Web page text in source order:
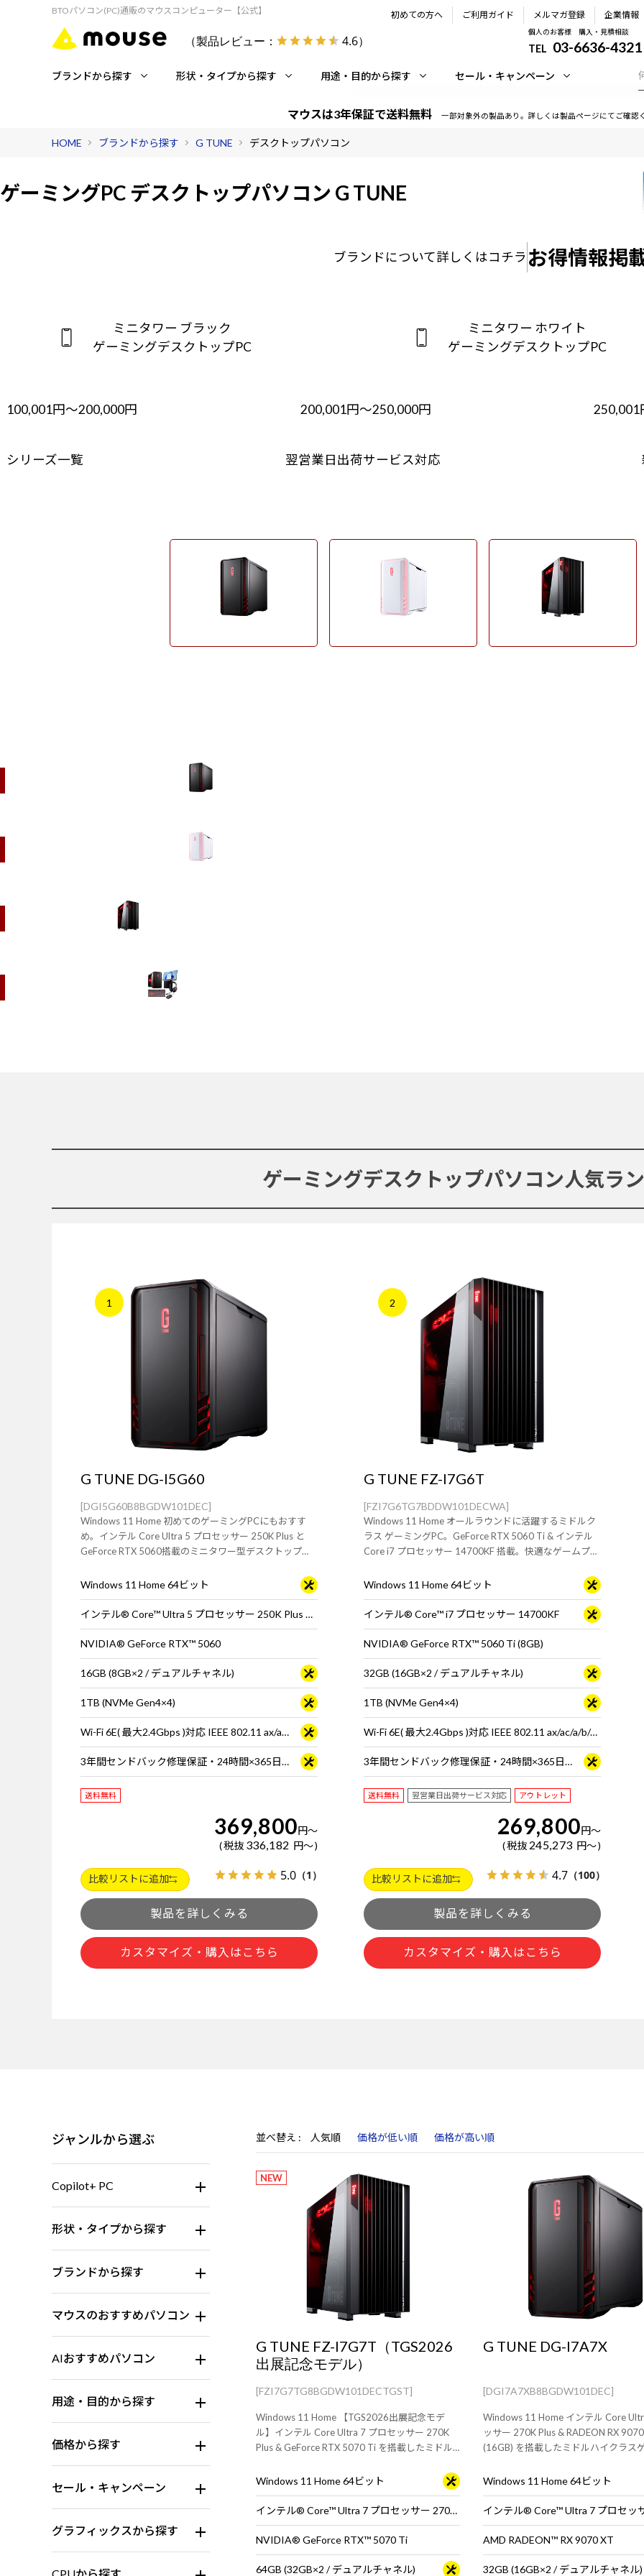
BTOパソコン(PC)通販のマウスコンピューター【公式】
（製品レビュー： 4.6）
初めての方へ ご利用ガイド メルマガ登録 企業情報
個人のお客様 購入・見積相談
TEL 03-6636-4321
ブランドから探す 形状・タイプから探す 用途・目的から探す セール・キャンペーン
マウスは3年保証で送料無料 一部対象外の製品あり。詳しくは製品ページにてご確認
HOME ブランドから探す G TUNE デスクトップパソコン
ゲーミングPC デスクトップパソコン G TUNE
ブランドについて詳しくはコチラ お得情報掲
ミニタワー ブラック
ゲーミングデスクトップPC
ミニタワー ホワイト
ゲーミングデスクトップPC
100,001円～200,000円 200,001円～250,000円 250,001
シリーズ一覧 翌営業日出荷サービス対応
ゲーミングデスクトップパソコン人気ラ
1
G TUNE DG-I5G60
[DGI5G60B8BGDW101DEC]
Windows 11 Home 初めてのゲーミングPCにもおすす
め。インテル Core Ultra 5 プロセッサー 250K Plus と
GeForce RTX 5060搭載のミニタワー型デスクトップ
Windows 11 Home 64ビット
インテル® Core™ Ultra 5 プロセッサー 250K Plus ※65W動作
NVIDIA® GeForce RTX™ 5060
16GB (8GB×2 / デュアルチャネル)
1TB (NVMe Gen4×4)
Wi-Fi 6E( 最大2.4Gbps )対応 IEEE 802.11 ax/ac/a/b/g/n準拠 ＋ Bluetooth 5内蔵
3年間センドバック修理保証・24時間×365日電話サポート
送料無料
369,800円～
税抜 336,182 円～
比較リストに追加 5.0 （1）
製品を詳しくみる
カスタマイズ・購入はこちら
2
G TUNE FZ-I7G6T
[FZI7G6TG7BDDW101DECWA]
Windows 11 Home オールラウンドに活躍するミドルク
ラス ゲーミングPC。GeForce RTX 5060 Ti & インテル
Core i7 プロセッサー 14700KF 搭載。快適なゲームプレ
Windows 11 Home 64ビット
インテル® Core™ i7 プロセッサー 14700KF
NVIDIA® GeForce RTX™ 5060 Ti (8GB)
32GB (16GB×2 / デュアルチャネル)
1TB (NVMe Gen4×4)
Wi-Fi 6E( 最大2.4Gbps )対応 IEEE 802.11 ax/ac/a/b/g/n準拠 ＋ Bluetooth 5内蔵
3年間センドバック修理保証・24時間×365日電話サポート
送料無料 翌営業日出荷サービス対応 アウトレット
269,800円～
税抜 245,273 円～
比較リストに追加 4.7 （100）
製品を詳しくみる
カスタマイズ・購入はこちら
ジャンルから選ぶ
Copilot+ PC
形状・タイプから探す
ブランドから探す
マウスのおすすめパソコン
AIおすすめパソコン
用途・目的から探す
価格から探す
セール・キャンペーン
グラフィックスから探す
並べ替え 人気順 価格が低い順 価格が高い順
NEW
G TUNE FZ-I7G7T（TGS2026
出展記念モデル）
[FZI7G7TG8BGDW101DECTGST]
Windows 11 Home 【TGS2026出展記念モデ
ル】インテル Core Ultra 7 プロセッサー 270K
Plus & GeForce RTX 5070 Ti を搭載したミドル
や動画編集、配信におすすめです。
Windows 11 Home 64ビット
インテル® Core™ Ultra 7 プロセッサー 270K Plus
NVIDIA® GeForce RTX™ 5070 Ti
64GB (32GB×2 / デュアルチャネル)
G TUNE DG-I7A7X
[DGI7A7XB8BGDW101DEC]
Windows 11 Home インテル Core
ッサー 270K Plus & RADEON RX
(16GB) を搭載したミドルハイクラス
すすめです。
Windows 11 Home 64ビット
AMD RADEON™ RX 9070 XT
32GB (16GB×2 / デュアルチャネル)